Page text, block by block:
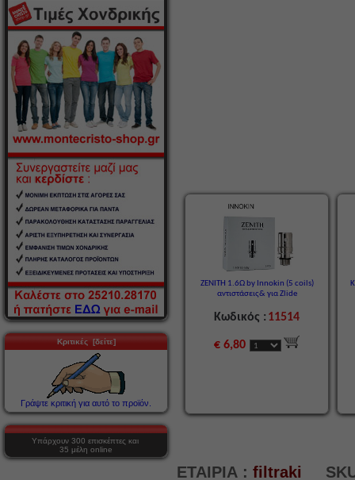
Κριτικές [δείτε]
Γράψτε κριτική για αυτό το προϊόν.
Υπάρχουν 300 επισκέπτες και
35 μέλη online
ZENITH 1.6Ω by Innokin (5 coils)
αντιστάσεις& για Zlide
Κωδικός : 11514
€ 6,80
ΕΤΑΙΡΙΑ : filtraki